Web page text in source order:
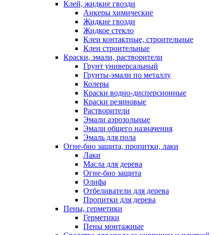
Клей, жидкие гвозди
Анкеры химические
Жидкие гвозди
Жидкое стекло
Клеи контактные, строительные
Клеи строительные
Краски, эмали, растворители
Грунт универсальный
Грунты-эмали по металлу
Колеры
Краски водно-дисперсионные
Краски резиновые
Растворители
Эмали аэрозольные
Эмали общего назначения
Эмаль для пола
Огне-био защита, пропитки, лаки
Лаки
Масла для дерева
Огне-био защита
Олифа
Отбеливатели для дерева
Пропитки для дерева
Пены, герметики
Герметики
Пены монтажные